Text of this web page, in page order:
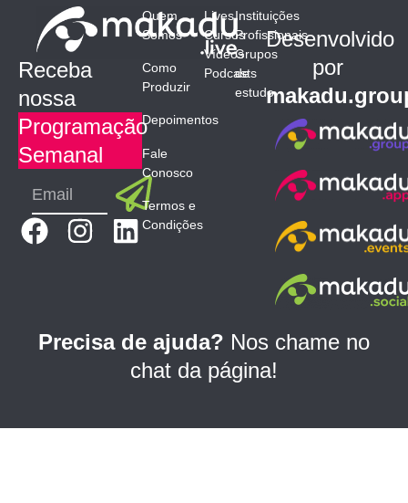
Receba
nossa
Programação
Semanal
Email Submit
F
b
k
I
a
a
L
e
d
n
Quem
Somos
Como
Produzir
Depoimentos
Fale
Conosco
Termos e
Condições
Lives
Cursos
Vídeos
Podcasts
Instituições
Profissionais
Grupos
de
estudo
Desenvolvido
por
Precisa de ajuda? Nos chame no
chat da página!